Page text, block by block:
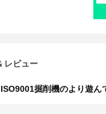
レビュー
ISO9001掘削機のより遊ん